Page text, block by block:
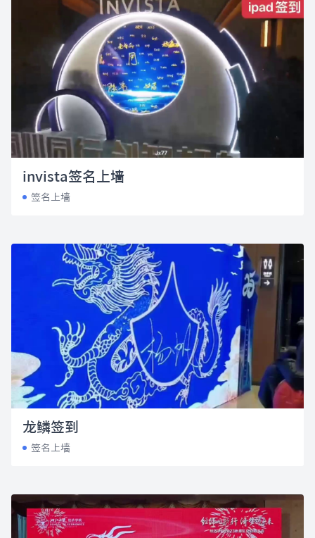
invista签名上墙
签名上墙
龙鳞签到
签名上墙